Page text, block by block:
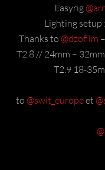
Easyrig
Lighting setup :
Thanks to @dzofilm
T2.8 // 24mm –
T2.9 18-
to @swit_europeet